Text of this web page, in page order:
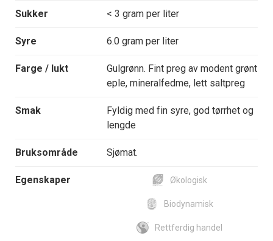
Sukker < 3 gram per liter
Syre 6.0 gram per liter
Farge / lukt
Gulgrønn. Fint preg av modent grønt
eple, mineralfedme, lett saltpreg
Smak
Fyldig med fin syre, god tørrhet og
lengde
Bruksområde Sjømat.
Egenskaper Økologisk
Biodynamisk
Rettferdig handel